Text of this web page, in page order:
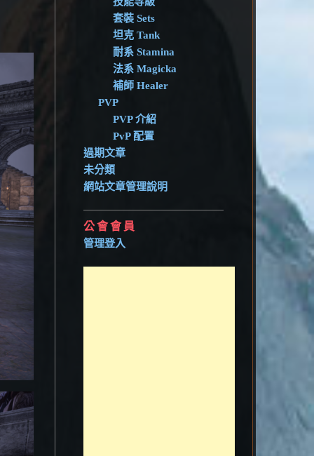
套裝 Sets
坦克 Tank
耐系 Stamina
法系 Magicka
補師 Healer
PVP
PVP 介紹
PvP 配置
過期文章
未分類
網站文章管理說明
公會會員
管理登入